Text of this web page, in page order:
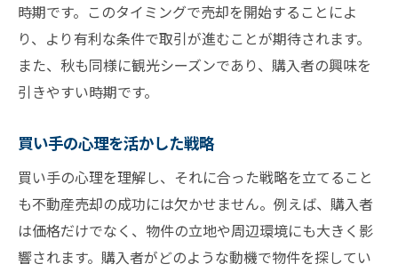
新生活に適した物件の選び方
市場トレンドを味方につける不動産売却の秘訣
最新の市場トレンドを理解する
市場の変化に素早く対応する方法
競合との差別化を図るポイント
トレンドに基づく価格設定のコツ
市場の動きから学ぶ売却成功の鍵
京都での不動産売却に適した季節とは
時期です。このタイミングで売却を開始することによ
り、より有利な条件で取引が進むことが期待されます。
また、秋も同様に観光シーズンであり、購入者の興味を
引きやすい時期です。
買い手の心理を活かした戦略
買い手の心理を理解し、それに合った戦略を立てること
も不動産売却の成功には欠かせません。例えば、購入者
は価格だけでなく、物件の立地や周辺環境にも大きく影
響されます。購入者がどのような動機で物件を探してい